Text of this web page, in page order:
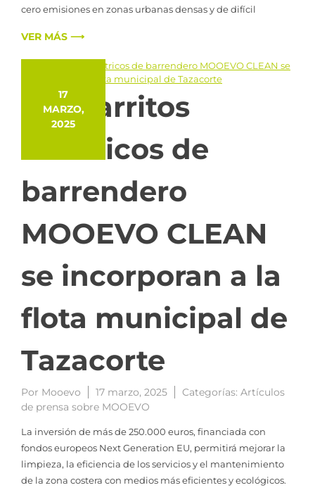
cero emisiones en zonas urbanas densas y de difícil
VER MÁS ⟶
17
MARZO,
2025
Los carritos
eléctricos de
barrendero
MOOEVO CLEAN
se incorporan a la
flota municipal de
Tazacorte
Por Mooevo 17 marzo, 2025 Categorías: Artículos
de prensa sobre MOOEVO
La inversión de más de 250.000 euros, financiada con
fondos europeos Next Generation EU, permitirá mejorar la
limpieza, la eficiencia de los servicios y el mantenimiento
de la zona costera con medios más eficientes y ecológicos.